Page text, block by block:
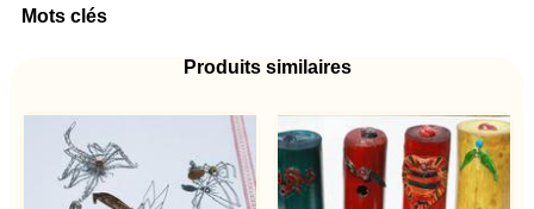
Mots clés
Produits similaires